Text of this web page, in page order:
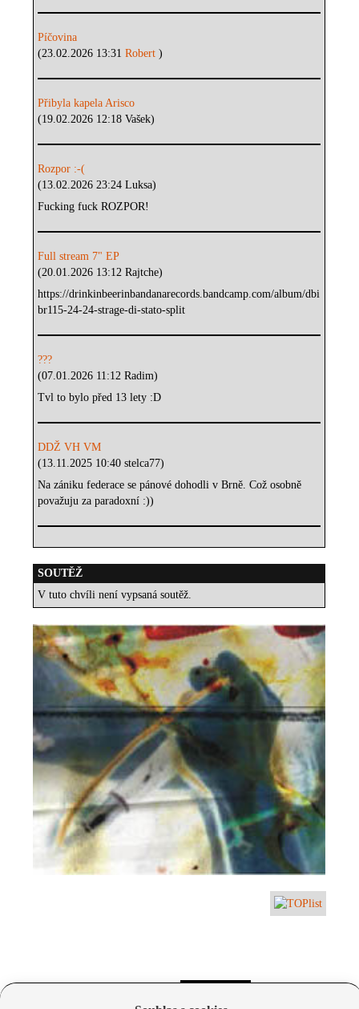
Píčovina
(23.02.2026 13:31Robert)
Přibyla kapela Arisco
(19.02.2026 12:18 Vašek)
Rozpor :-(
(13.02.2026 23:24 Luksa)
Fucking fuck ROZPOR!
Full stream 7" EP
(20.01.2026 13:12 Rajtche)
https://drinkinbeerinbandanarecords.bandcamp.com/album/dbi
br115-24-24-strage-di-stato-split
???
(07.01.2026 11:12 Radim)
Tvl to bylo před 13 lety :D
DDŽ VH VM
(13.11.2025 10:40 stelca77)
Na zániku federace se pánové dohodli v Brně. Což osobně
považuju za paradoxní :))
SOUTĚŽ
V tuto chvíli není vypsaná soutěž.